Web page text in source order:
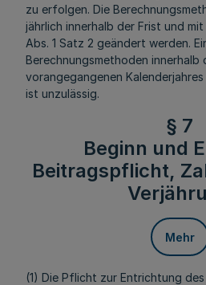
zu erfolgen. Die
jährlich innerhalb der Frist und
Abs. 1 Satz 2 geändert werden.
Berechnungsmethoden innerhalb
vorangegangenen
ist unzulässig.
§ 7
Beginn und
Beitragspflicht,
Mehr
(1) Die Pflicht zur Entrichtung